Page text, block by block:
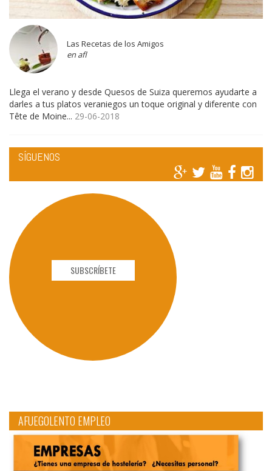
Las Recetas de los Amigos
en afl
Llega el verano y desde Quesos de Suiza queremos ayudarte a
darles a tus platos veraniegos un toque original y diferente con
Tête de Moine... 29-06-2018
SÍGUENOS
SUBSCRÍBETE
AFUEGOLENTO EMPLEO